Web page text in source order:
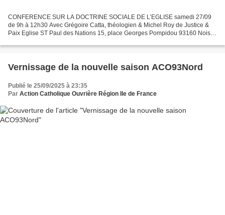
CONFERENCE SUR LA DOCTRINE SOCIALE DE L’EGLISE samedi 27/09
de 9h à 12h30 Avec Grégoire Catta, théologien & Michel Roy de Justice &
Paix Eglise ST Paul des Nations 15, place Georges Pompidou 93160 Noisy-
Vernissage de la nouvelle saison ACO93Nord
Publié le 25/09/2025 à 23:35
Par Action Catholique Ouvrière Région Ile de France